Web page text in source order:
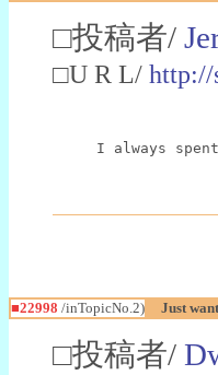
□投稿者/
□U R L/ http://
I always
■22998 /inTopicNo.2) Just
□投稿者/